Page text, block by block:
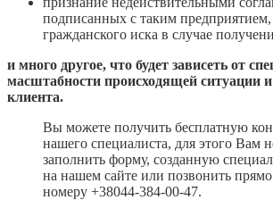
подписанных с таким предприятием,
гражданского иска в случае
и много другое, что будет зависеть от
масштабности происходящей ситуации
клиента.
Вы можете получить бесплатную
нашего специалиста, для этого Вам
заполнить форму, созданную
на нашем сайте или позвонить
номеру +38044-384-00-47.